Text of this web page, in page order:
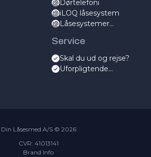
Dørtelefoni
iLOQ låsesystem
Låsesystemer
Service
Skal du ud og rejse?
Uforpligtende
Din Låsesmed A/S © 2026
CVR: 41013141
Brand Info